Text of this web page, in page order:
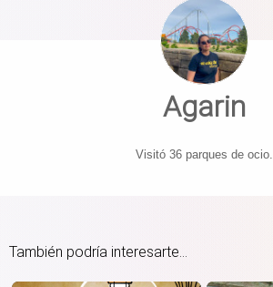
Agarin
Visitó 36 parques de ocio.
También podría interesarte...